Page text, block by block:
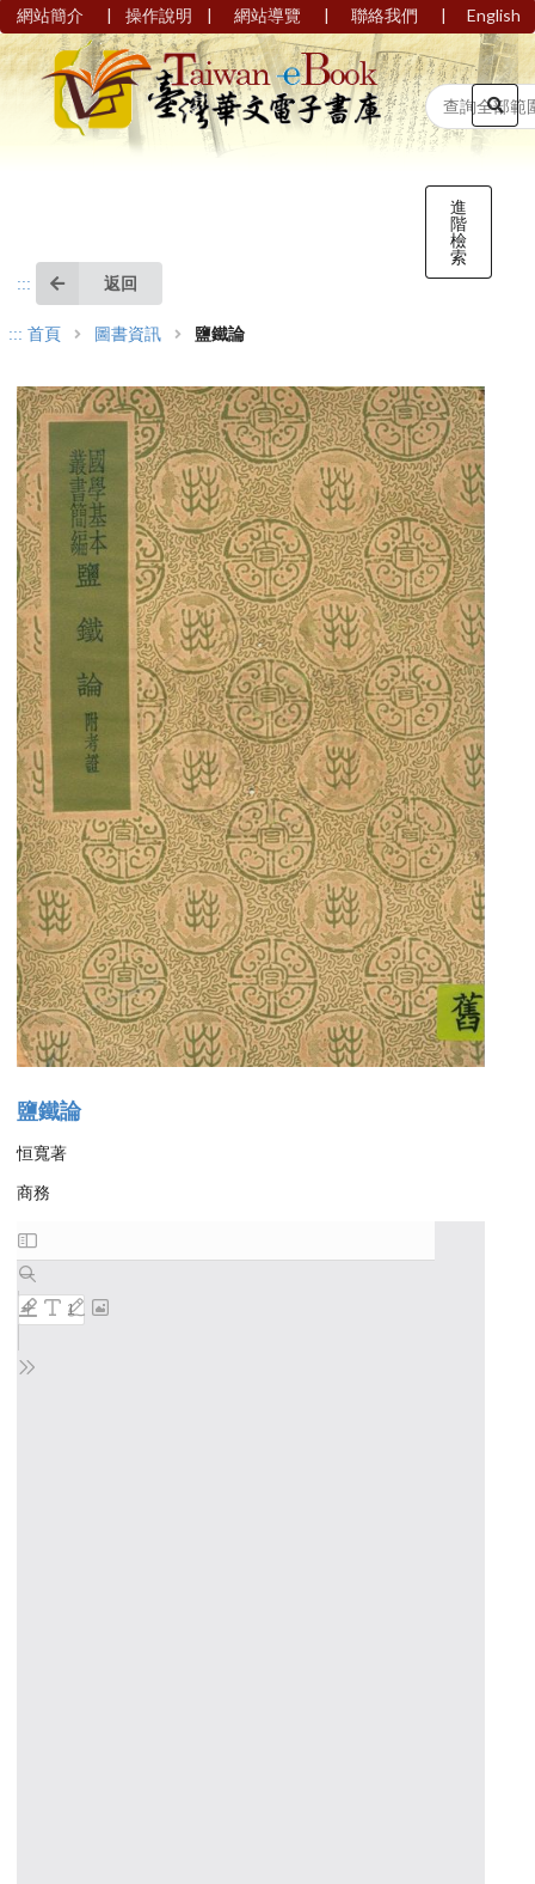
網站簡介 | 操作說明 | 網站導覽 | 聯絡我們 | English
進
階
檢
索
::: 返回
::: 首頁 圖書資訊 鹽鐵論
鹽鐵論
恒寬著
商務